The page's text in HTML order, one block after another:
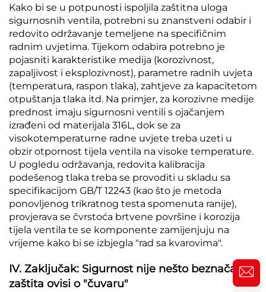
Kako bi se u potpunosti ispoljila zaštitna uloga
sigurnosnih ventila, potrebni su znanstveni odabir i
redovito održavanje temeljene na specifičnim
radnim uvjetima. Tijekom odabira potrebno je
pojasniti karakteristike medija (korozivnost,
zapaljivost i eksplozivnost), parametre radnih uvjeta
(temperatura, raspon tlaka), zahtjeve za kapacitetom
otpuštanja tlaka itd. Na primjer, za korozivne medije
prednost imaju sigurnosni ventili s ojačanjem
izrađeni od materijala 316L, dok se za
visokotemperaturne radne uvjete treba uzeti u
obzir otpornost tijela ventila na visoke temperature.
U pogledu održavanja, redovita kalibracija
podešenog tlaka treba se provoditi u skladu sa
specifikacijom GB/T 12243 (kao što je metoda
ponovljenog trikratnog testa spomenuta ranije),
provjerava se čvrstoća brtvene površine i korozija
tijela ventila te se komponente zamijenjuju na
vrijeme kako bi se izbjegla "rad sa kvarovima".
IV. Zaključak: Sigurnost nije nešto beznačajno,
zaštita ovisi o "čuvaru"